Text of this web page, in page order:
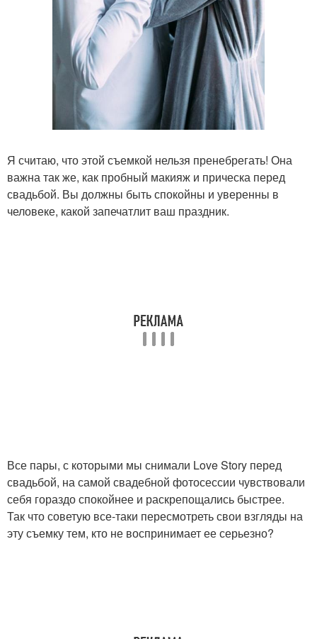
Я считаю, что этой съемкой нельзя пренебрегать! Она
важна так же, как пробный макияж и прическа перед
свадьбой. Вы должны быть спокойны и уверенны в
человеке, какой запечатлит ваш праздник.
Все пары, с которыми мы снимали Love Story перед
свадьбой, на самой свадебной фотосессии чувствовали
себя гораздо спокойнее и раскрепощались быстрее.
Так что советую все-таки пересмотреть свои взгляды на
эту съемку тем, кто не воспринимает ее серьезно?